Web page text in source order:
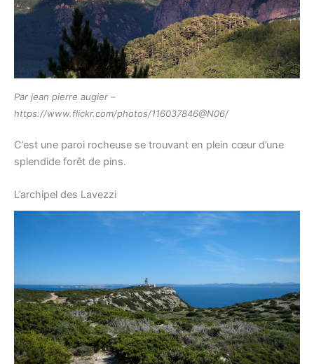
Par jean pierre augier –
https://www.flickr.com/photos/116037846@N06/
C’est une paroi rocheuse se trouvant en plein cœur d’une
splendide forêt de pins.
L’archipel des Lavezzi